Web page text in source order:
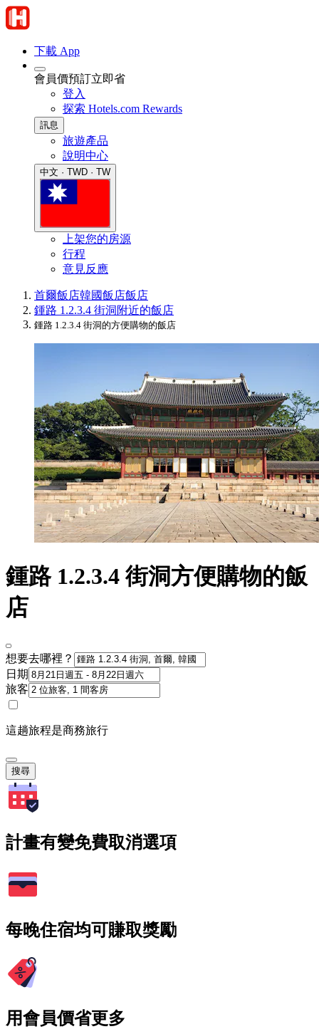
下載 App
會員價預訂立即省
登入
探索 Hotels.com Rewards
訊息
旅遊產品
說明中心
中文 · TWD · TW
上架您的房源
行程
意見反應
首爾飯店韓國飯店飯店
鍾路 1.2.3.4 街洞附近的飯店
鍾路 1.2.3.4 街洞的方便購物的飯店
鍾路 1.2.3.4 街洞方便購物的飯
店
想要去哪裡？
日期
旅客
這趟旅程是商務旅行
搜尋
計畫有變免費取消選項
每晚住宿均可賺取獎勵
用會員價省更多